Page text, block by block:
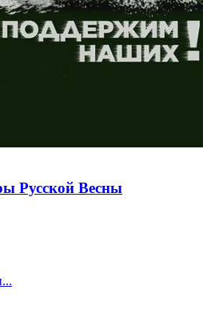
Русской Весны